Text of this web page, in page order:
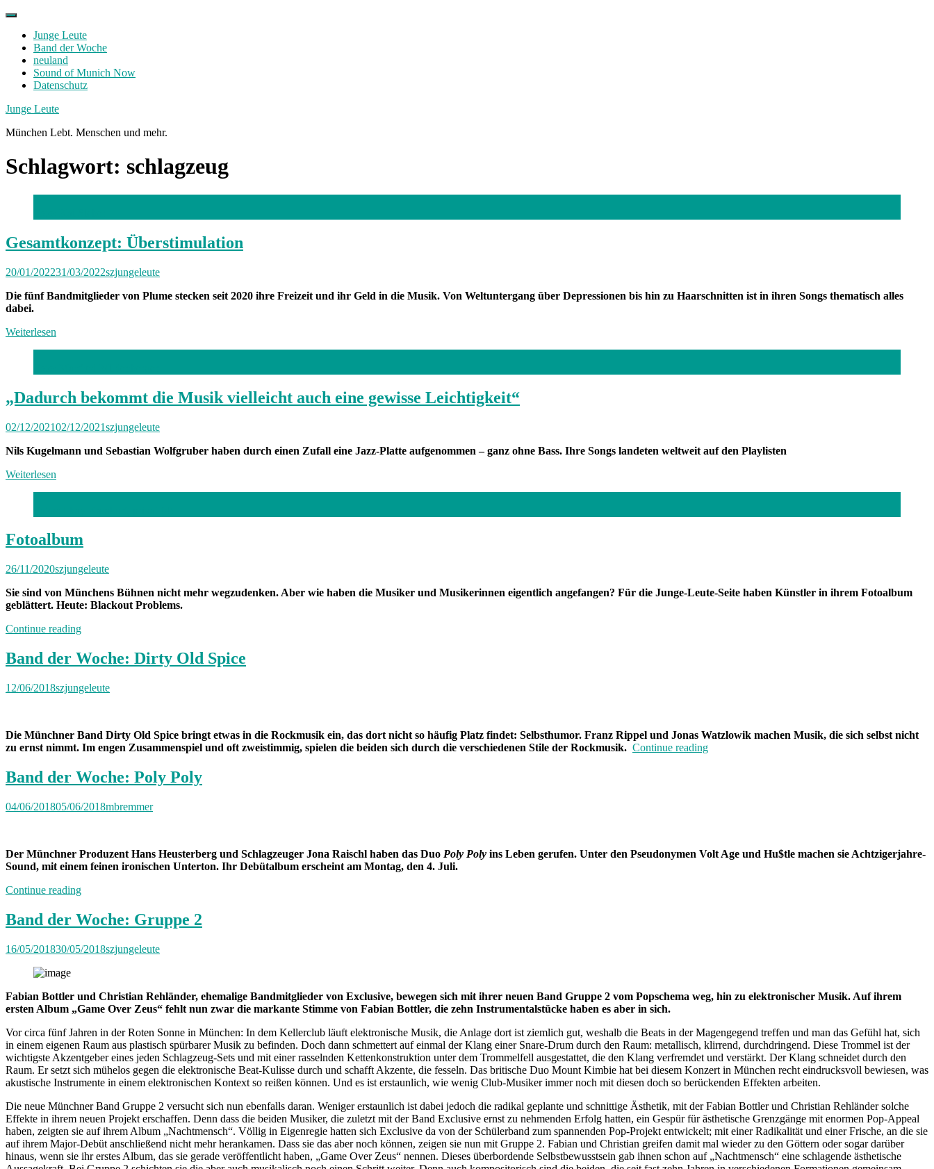
Skip
contentJunge Leute
Band der Woche
neuland
Sound of Munich Now
Datenschutz
Facebook
Twitter
Instagram
Junge Leute
München Lebt. Menschen und mehr.
Schlagwort: schlagzeug
Gesamtkonzept: Überstimulation
20/01/202231/03/2022szjungeleute
Die fünf Bandmitglieder von Plume stecken seit 2020 ihre Freizeit und ihr Geld in die Musik. Von Weltuntergang über Depressionen bis hin zu Haarschnitten ist in ihren Songs thematisch alles
dabei.
Weiterlesen
„Dadurch bekommt die Musik vielleicht auch eine gewisse Leichtigkeit“
02/12/202102/12/2021szjungeleute
Nils Kugelmann und Sebastian Wolfgruber haben durch einen Zufall eine Jazz-Platte aufgenommen – ganz ohne Bass. Ihre Songs landeten weltweit auf den Playlisten
Weiterlesen
Fotoalbum
26/11/2020szjungeleute
Sie sind von Münchens Bühnen nicht mehr wegzudenken. Aber wie haben die Musiker und Musikerinnen eigentlich angefangen? Für die Junge-Leute-Seite haben Künstler in ihrem Fotoalbum
geblättert. Heute: Blackout Problems.
Continue reading„Fotoalbum“
Band der Woche: Dirty Old Spice
12/06/2018szjungeleute
Die Münchner Band Dirty Old Spice bringt etwas in die Rockmusik ein, das dort nicht so häufig Platz findet: Selbsthumor. Franz Rippel und Jonas Watzlowik machen Musik, die sich selbst nicht
zu ernst nimmt. Im engen Zusammenspiel und oft zweistimmig, spielen die beiden sich durch die verschiedenen Stile der Rockmusik. Continue reading„Band
Band der Woche: Poly Poly
04/06/201805/06/2018mbremmer
Der Münchner Produzent Hans Heusterberg und Schlagzeuger Jona Raischl haben das Duo Poly Poly ins Leben gerufen. Unter den Pseudonymen Volt Age und Hu$tle machen sie Achtzigerjahre-
Sound, mit einem feinen ironischen Unterton. Ihr Debütalbum erscheint am Montag, den 4. Juli.
Continue reading„Band
Woche:
Poly
Band der Woche: Gruppe 2
16/05/201830/05/2018szjungeleute
Fabian Bottler und Christian Rehländer, ehemalige Bandmitglieder von Exclusive, bewegen sich mit ihrer neuen Band Gruppe 2 vom Popschema weg, hin zu elektronischer Musik. Auf ihrem
ersten Album „Game Over Zeus“ fehlt nun zwar die markante Stimme von Fabian Bottler, die zehn Instrumentalstücke haben es aber in sich.
Vor circa fünf Jahren in der Roten Sonne in München: In dem Kellerclub läuft elektronische Musik, die Anlage dort ist ziemlich gut, weshalb die Beats in der Magengegend treffen und man das Gefühl hat, sich
in einem eigenen Raum aus plastisch spürbarer Musik zu befinden. Doch dann schmettert auf einmal der Klang einer Snare-Drum durch den Raum: metallisch, klirrend, durchdringend. Diese Trommel ist der
wichtigste Akzentgeber eines jeden Schlagzeug-Sets und mit einer rasselnden Kettenkonstruktion unter dem Trommelfell ausgestattet, die den Klang verfremdet und verstärkt. Der Klang schneidet durch den
Raum. Er setzt sich mühelos gegen die elektronische Beat-Kulisse durch und schafft Akzente, die fesseln. Das britische Duo Mount Kimbie hat bei diesem Konzert in München recht eindrucksvoll bewiesen, was
akustische Instrumente in einem elektronischen Kontext so reißen können. Und es ist erstaunlich, wie wenig Club-Musiker immer noch mit diesen doch so berückenden Effekten arbeiten.
Die neue Münchner Band Gruppe 2 versucht sich nun ebenfalls daran. Weniger erstaunlich ist dabei jedoch die radikal geplante und schnittige Ästhetik, mit der Fabian Bottler und Christian Rehländer solche
Effekte in ihrem neuen Projekt erschaffen. Denn dass die beiden Musiker, die zuletzt mit der Band Exclusive ernst zu nehmenden Erfolg hatten, ein Gespür für ästhetische Grenzgänge mit enormen Pop-Appeal
haben, zeigten sie auf ihrem Album „Nachtmensch“. Völlig in Eigenregie hatten sich Exclusive da von der Schülerband zum spannenden Pop-Projekt entwickelt; mit einer Radikalität und einer Frische, an die sie
auf ihrem Major-Debüt anschließend nicht mehr herankamen. Dass sie das aber noch können, zeigen sie nun mit Gruppe 2. Fabian und Christian greifen damit mal wieder zu den Göttern oder sogar darüber
hinaus, wenn sie ihr erstes Album, das sie gerade veröffentlicht haben, „Game Over Zeus“ nennen. Dieses überbordende Selbstbewusstsein gab ihnen schon auf „Nachtmensch“ eine schlagende ästhetische